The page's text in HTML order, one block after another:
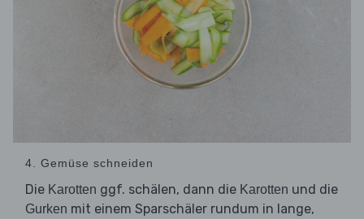
4. Gemüse schneiden
Die Karotten ggf. schälen, dann die Karotten und die
Gurken mit einem Sparschäler rundum in lange,